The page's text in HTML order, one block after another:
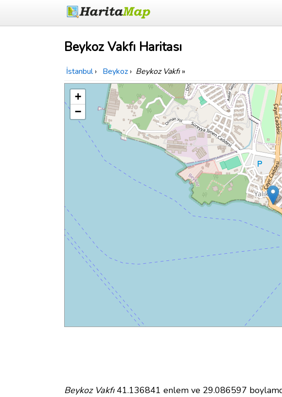
Beykoz Vakfı Haritası
İstanbul › Beykoz › Beykoz Vakfı»
+
−
Beykoz Vakfı41.136841 enlem ve 29.086597